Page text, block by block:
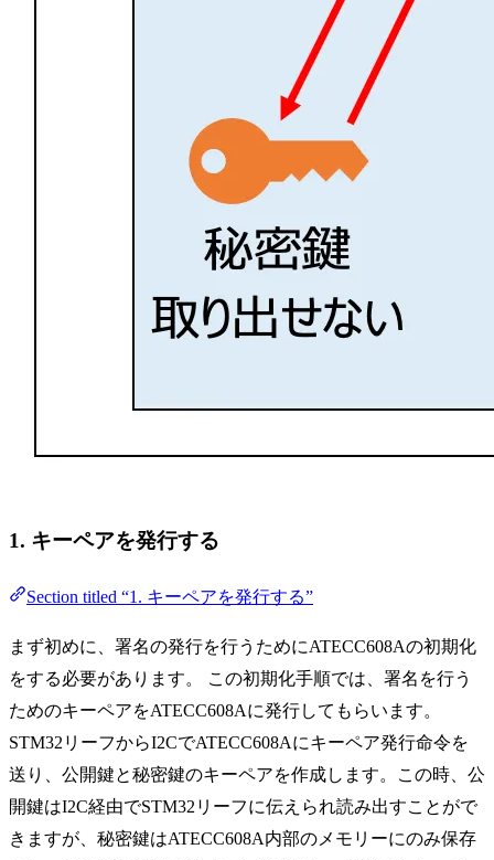
1. キーペアを発行する
Section titled “1. キーペアを発行する”
まず初めに、署名の発行を行うためにATECC608Aの初期化
をする必要があります。 この初期化手順では、署名を行う
ためのキーペアをATECC608Aに発行してもらいます。
STM32リーフからI2CでATECC608Aにキーペア発行命令を
送り、公開鍵と秘密鍵のキーペアを作成します。この時、公
開鍵はI2C経由でSTM32リーフに伝えられ読み出すことがで
きますが、秘密鍵はATECC608A内部のメモリーにのみ保存